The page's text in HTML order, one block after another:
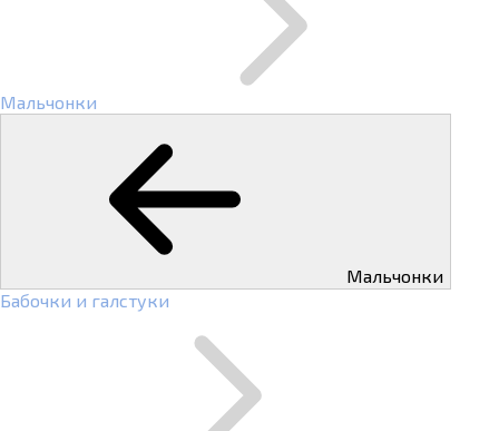
Мальчонки
Мальчонки
Бабочки и галстуки